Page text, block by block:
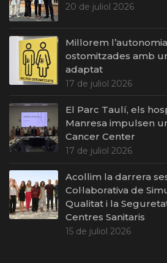
20 de juliol 2026
Millorem
ostomitzades amb
adaptat
17 de juliol 2026
El Parc Taulí, els
Manresa impulsen
Cancer Center
17 de juliol 2026
Acollim la darrera
Col·laborativa de
Qualitat i la
Centres Sanitaris
15 de juliol 2026